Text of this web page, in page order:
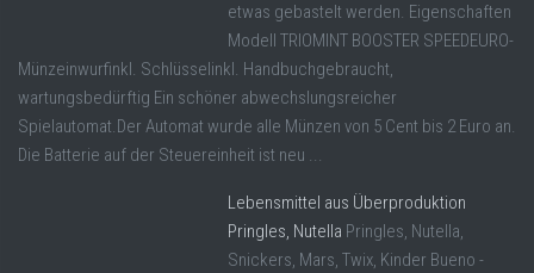
etwas gebastelt werden. Eigenschaften
Modell TRIOMINT BOOSTER SPEEDEURO-
Münzeinwurfinkl. Schlüsselinkl. Handbuchgebraucht,
wartungsbedürftig Ein schöner abwechslungsreicher
Spielautomat.Der Automat wurde alle Münzen von 5 Cent bis 2 Euro an.
Die Batterie auf der Steuereinheit ist neu ...
Lebensmittel aus Überproduktion
Pringles, Nutella Pringles, Nutella,
Snickers, Mars, Twix, Kinder Bueno -